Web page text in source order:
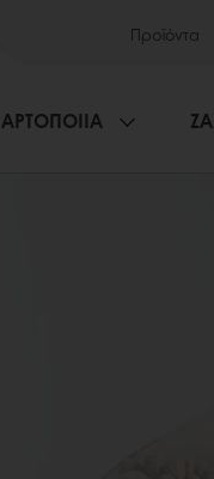
Προϊόντα
ΑΡΤΟΠΟΙΙΑ